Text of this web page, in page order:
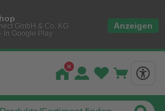
GmbH & Co. KG
In Google Play
Anzeigen